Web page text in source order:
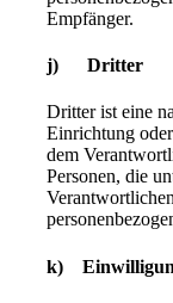
Empfänger.
j) Dritter
Dritter ist eine
Einrichtung
dem
Personen, die
k)